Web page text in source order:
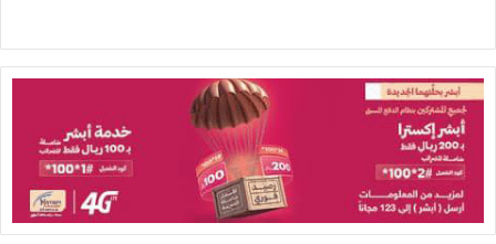
العراقية.
وعلى الرغم من الضربات الإسرائيلية والأمريكية القاتلة والمدمرة
على اليمن، فإن القدرات العسكرية للقوات المسلحة اليمنية ظلت
إلى حد كبير غير متأثرة.